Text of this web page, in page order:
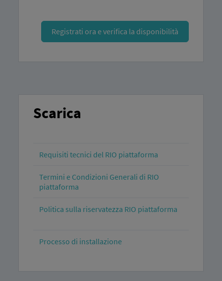
Registrati ora e verifica la disponibilità
Scarica
Requisiti tecnici del RIO piattaforma
Termini e Condizioni Generali di RIO
piattaforma
Politica sulla riservatezza RIO piattaforma
Processo di installazione